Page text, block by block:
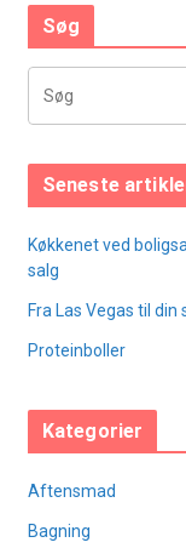
Søg
Seneste
Køkkenet ved
salg
Fra Las Vegas til
Proteinboller
Kategorier
Aftensmad
Bagning